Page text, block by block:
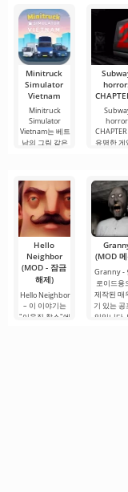
장합니다. 많은
사용자에게 무
료 버전은 모든
편집 요구를
하나입니다
곳에는 최
디어 제품
아니라
Minitruck
Simulator
Vietnam
Minitruck
Simulator
Vietnam는 베트
남의 그림 같은
horror:
유명한 게
Hello
Neighbor
(MOD - 잠금
해제)
Hello Neighbor
– 이 이야기는
"이웃집 찰스"에
(MOD
Granny -
로이드용
제작된 매
기 있는 공
임입니다.